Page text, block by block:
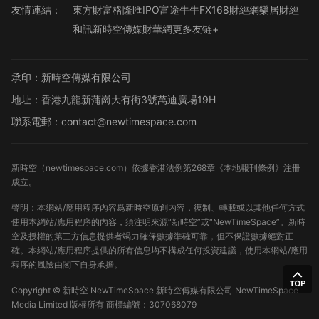
友情連結： 東方財富格隆匯IPO富途牛牛FX168財經網樂居財經
和訊新時空傳媒財華網更多友链+
承印：新時空傳媒有限公司
地址：香港九龍新蒲崗大有街3號萬迪廣場19H
聯系電郵：contact@newtimespace.com
新時空（ newtimespace.com）依據香港法例第268章《本地報刊條例》注冊
成立。
聲明：本網站/應用程序內容爲新時空原創內容，復制、轉載或以其他任何方式
使用本網站/應用程序的內容，須注明來源“新時空”或“NewTimeSpace”。新時
空及授權的第三方信息提供者竭力確保數據準確可靠，但不保證數據絕對正
確。本網站/應用程序提供的所有信息均不構成任何投資建議，使用本網站/應用
程序的風險由閣下自身承擔。
Copyright © 新時空 NewTimeSpace 新時空傳媒有限公司 NewTimeSpace
Media Limited 版權所有 商標編號：307068079